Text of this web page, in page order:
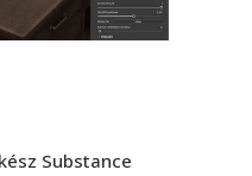
Substance